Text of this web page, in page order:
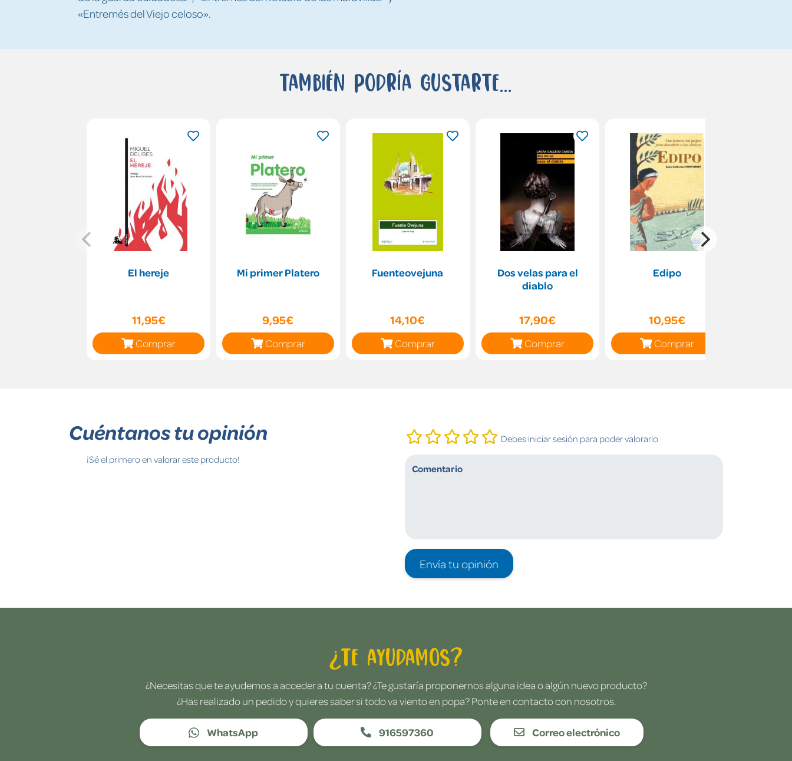
«Entremés del Viejo celoso».
También podría gustarte...
El hereje
11,95€
Comprar
Mi primer Platero
9,95€
Comprar
Fuenteovejuna
14,10€
Comprar
Dos velas para el
diablo
17,90€
Comprar
Edipo
10,95€
Comprar
Cuéntanos tu opinión
¡Sé el primero en valorar este producto!
Debes iniciar sesión para poder valorarlo
Envía tu opinión
¿Te ayudamos?
¿Necesitas que te ayudemos a acceder a tu cuenta? ¿Te gustaría proponernos alguna idea o algún nuevo producto?
¿Has realizado un pedido y quieres saber si todo va viento en popa? Ponte en contacto con nosotros.
WhatsApp 916597360 Correo electrónico